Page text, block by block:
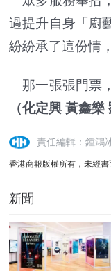
過提升自身「廚
紛紛承了這份情
那一張張門票
（化定興 黃鑫樂
責任編輯：鍾鴻
香港商報版權所有，未經書
新聞